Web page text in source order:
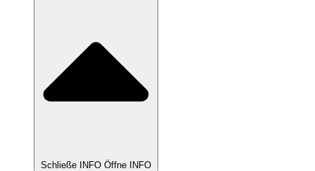
Schließe INFO Öffne INFO